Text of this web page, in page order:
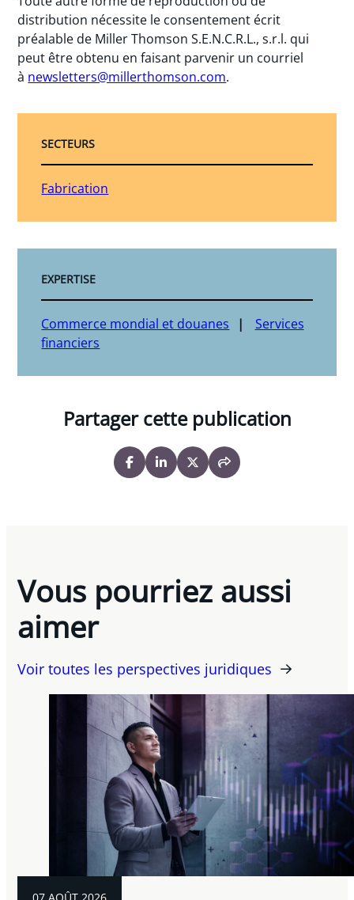
distribution nécessite le consentement écrit
préalable de Miller Thomson S.E.N.C.R.L., s.r.l. qui
peut être obtenu en faisant parvenir un courriel
à newsletters@millerthomson.com.
SECTEURS
Fabrication
EXPERTISE
Commerce mondial et douanes
Services
financiers
Partager cette publication
Vous pourriez aussi
aimer
Voir toutes les perspectives juridiques